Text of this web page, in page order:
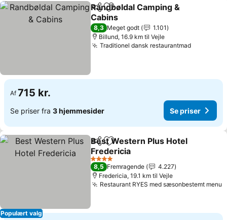
Del Føj til favoritter
Randbøldal Camping &
Cabins
Se priser
8,3 Meget godt
1.101
Billund, 16.9 km til Vejle
Traditionel dansk restaurantmadSe priser
Af 715 kr.
Se priser fra 3 hjemmesider Se priser
Populært valg
Del Føj til favoritter
Best Western Plus Hotel
Fredericia
Se priser
4 Stjerner
8,5 Fremragende
4.227
Fredericia, 19.1 km til Vejle
Restaurant RYES med sæsonbestemt menu